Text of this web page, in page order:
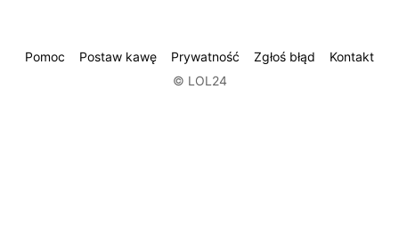
Pomoc Postaw kawę Prywatność Zgłoś błąd
Kontakt
© LOL24